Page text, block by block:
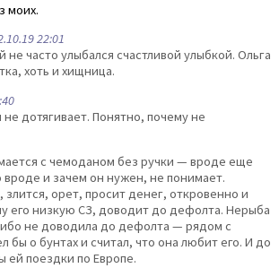
моих.
22:01
не часто улыбался счастливой улыбкой. Ольга
хоть и хищница.
дотягивает. Понятно, почему не
с чемоданом без ручки — вроде еще
и зачем он нужен, не понимает.
злится, орет, просит денег, откровенно и
его низкую СЗ, доводит до дефолта. Нерыба
не доводила до дефолта — рядом с
бы о бунтах и считал, что она любит его. И до
ей поездки по Европе.